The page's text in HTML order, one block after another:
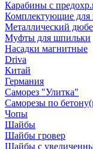
Карабины с
Комплектующие для
Металлический
Муфты для шпильки
Насадки магнитные
Driva
Китай
Германия
Саморез "Улитка"
Саморезы по
Чопы
Шайбы
Шайбы гровер
Шайбы с